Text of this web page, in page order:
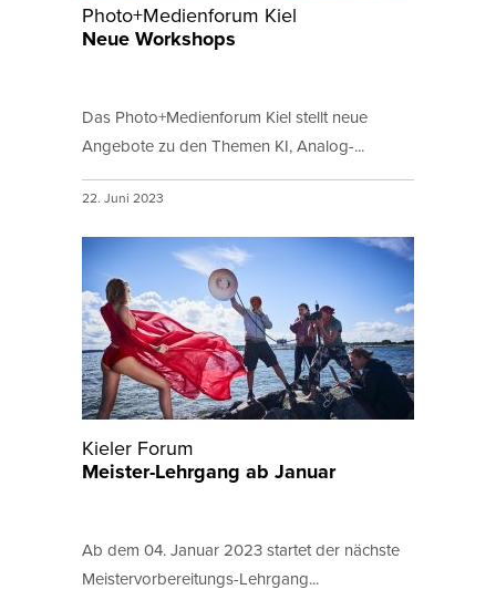
Photo+Medienforum Kiel
Neue Workshops
Das Photo+Medienforum Kiel stellt neue
Angebote zu den Themen KI, Analog-...
22. Juni 2023
Kieler Forum
Meister-Lehrgang ab Januar
Ab dem 04. Januar 2023 startet der nächste
Meistervorbereitungs-Lehrgang...